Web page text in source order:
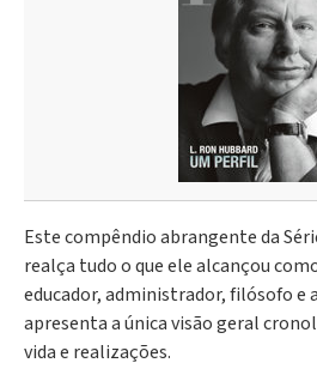
Este compêndio abrangente da
realça tudo o que ele alcançou
educador, administrador, filósofo e
apresenta a única visão geral
vida e realizações.